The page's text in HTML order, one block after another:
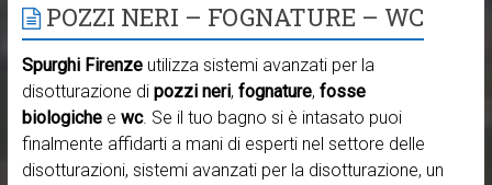
POZZI NERI – FOGNATURE – WC
Spurghi Firenzeutilizza sistemi avanzati per la
disotturazione di pozzi neri, fognature, fosse
biologichee wc. Se il tuo bagno si è intasato puoi
finalmente affidarti a mani di esperti nel settore delle
disotturazioni, sistemi avanzati per la disotturazione, un